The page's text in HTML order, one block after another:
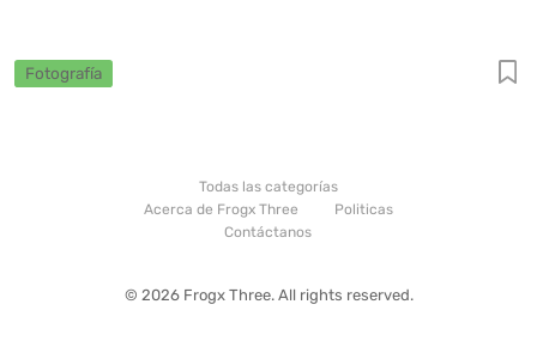
Fotografía
Todas las categorías
Acerca de Frogx Three
Politicas
Contáctanos
© 2026 Frogx Three. All rights reserved.